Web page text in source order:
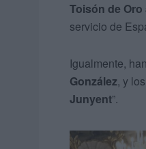
Toisón de
servicio de
Igualmente,
González, y
Junyent”.